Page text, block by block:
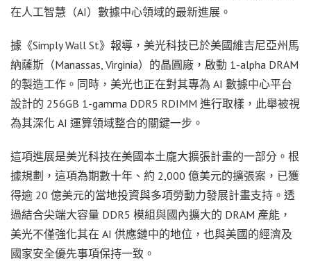
在人工智慧（AI）數據中心領域的最新進展。
據《Simply Wall St》報導，美光科技已於美國維吉尼亞州馬
納薩斯（Manassas, Virginia）的晶圓廠，啟動 1-alpha DRAM
的製造工作。同時，美光也正在對其專為 AI 數據中心平台
設計的 256GB 1-gamma DDR5 RDIMM 進行取樣，此舉被視
為其深化 AI 運算領域整合的關鍵一步。
這項進展是美光科技在美國本土龐大擴張計畫的一部分。根
據規劃，這項為期數十年、約 2,000 億美元的擴張案，已獲
得逾 20 億美元的當地投資與多項勞動力發展計畫支持。透
過結合尖端大容量 DDR5 模組與國內擴大的 DRAM 產能，
美光不僅強化其在 AI 供應鏈中的地位，也與美國的經濟及
國家安全優先事項保持一致。